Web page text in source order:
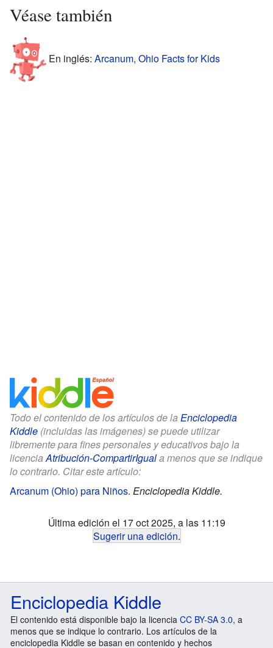
Véase también
En inglés: Arcanum, Ohio Facts for Kids
Todo el contenido de los artículos de la Enciclopedia
Kiddle (incluidas las imágenes) se puede utilizar
libremente para fines personales y educativos bajo la
licenciaAtribución-CompartirIguala menos que se indique
lo contrario. Citar este artículo:
Arcanum (Ohio) para Niños. Enciclopedia Kiddle.
Última edición el 17 oct 2025, a las 11:19
Sugerir una edición.
Enciclopedia Kiddle
El contenido está disponible bajo la licencia CC BY-SA 3.0, a
menos que se indique lo contrario. Los artículos de la
enciclopedia Kiddle se basan en contenido y hechos